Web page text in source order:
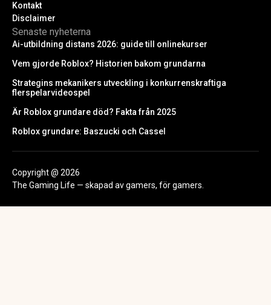
Kontakt
Disclaimer
Senaste nyheterna
Ai-utbildning distans 2026: guide till onlinekurser
Vem gjorde Roblox? Historien bakom grundarna
Strategins mekanikers utveckling i konkurrenskraftiga
flerspelarvideospel
Är Roblox grundare död? Fakta från 2025
Roblox grundare: Baszucki och Cassel
Copyright @ 2026
The Gaming Life — skapad av gamers, för gamers.